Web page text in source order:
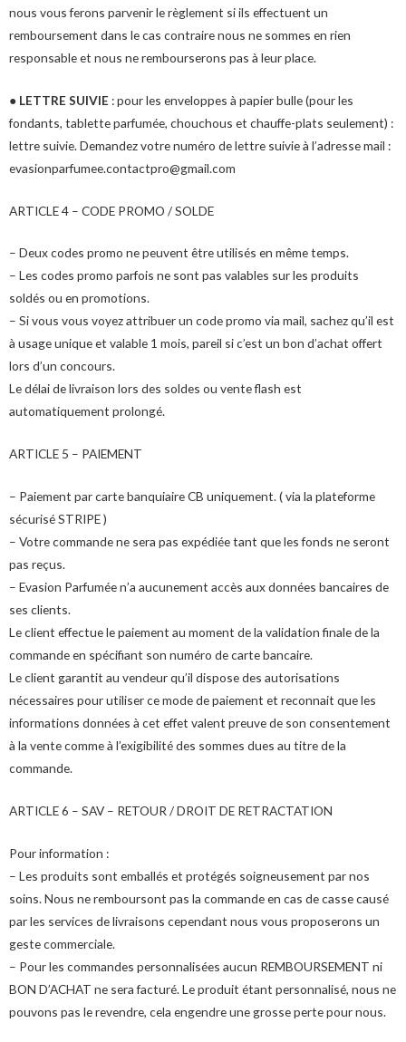
nous vous ferons parvenir le règlement si ils effectuent un
remboursement dans le cas contraire nous ne sommes en rien
responsable et nous ne rembourserons pas à leur place.
● LETTRE SUIVIE : pour les enveloppes à papier bulle (pour les
fondants, tablette parfumée, chouchous et chauffe-plats seulement) :
lettre suivie. Demandez votre numéro de lettre suivie à l’adresse mail :
evasionparfumee.contactpro@gmail.com
ARTICLE 4 – CODE PROMO / SOLDE
– Deux codes promo ne peuvent être utilisés en même temps.
– Les codes promo parfois ne sont pas valables sur les produits
soldés ou en promotions.
– Si vous vous voyez attribuer un code promo via mail, sachez qu’il est
à usage unique et valable 1 mois, pareil si c’est un bon d’achat offert
lors d’un concours.
Le délai de livraison lors des soldes ou vente flash est
automatiquement prolongé.
ARTICLE 5 – PAIEMENT
– Paiement par carte banquiaire CB uniquement. ( via la plateforme
sécurisé STRIPE )
– Votre commande ne sera pas expédiée tant que les fonds ne seront
pas reçus.
– Evasion Parfumée n’a aucunement accès aux données bancaires de
ses clients.
Le client effectue le paiement au moment de la validation finale de la
commande en spécifiant son numéro de carte bancaire.
Le client garantit au vendeur qu’il dispose des autorisations
nécessaires pour utiliser ce mode de paiement et reconnait que les
informations données à cet effet valent preuve de son consentement
à la vente comme à l’exigibilité des sommes dues au titre de la
commande.
ARTICLE 6 – SAV – RETOUR / DROIT DE RETRACTATION
Pour information :
– Les produits sont emballés et protégés soigneusement par nos
soins. Nous ne remboursont pas la commande en cas de casse causé
par les services de livraisons cependant nous vous proposerons un
geste commerciale.
– Pour les commandes personnalisées aucun REMBOURSEMENT ni
BON D’ACHAT ne sera facturé. Le produit étant personnalisé, nous ne
pouvons pas le revendre, cela engendre une grosse perte pour nous.